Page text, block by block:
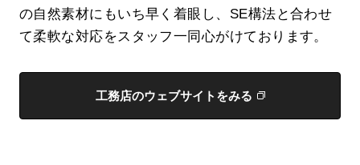
の自然素材にもいち早く着眼し、SE構法と合わせ
て柔軟な対応をスタッフ一同心がけております。
工務店のウェブサイトをみる